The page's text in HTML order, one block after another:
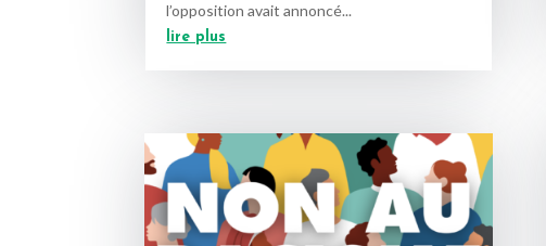
l’opposition avait annoncé...
lire plus